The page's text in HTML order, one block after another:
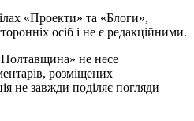
«Проекти» та «Блоги»,
осіб і не є редакційними.
не несе
розміщених
не завжди поділяє погляди